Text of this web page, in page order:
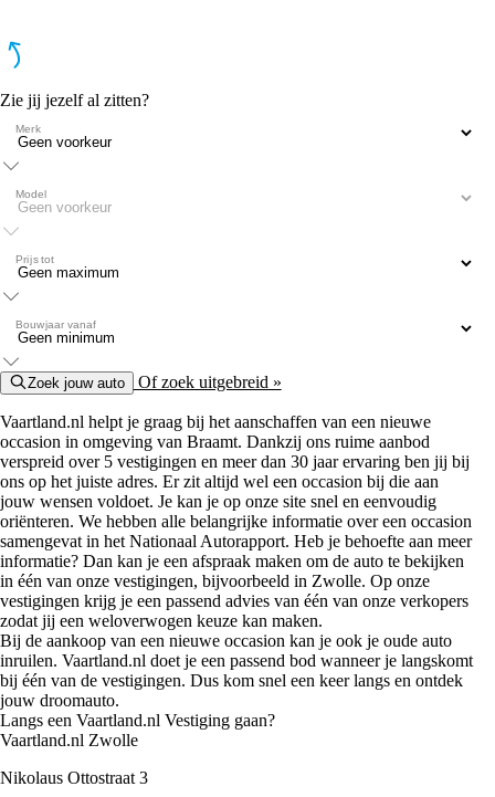
Zie jij jezelf al zitten?
Merk
Model
Prijs tot
Bouwjaar vanaf
Zoek jouw auto Of zoek uitgebreid »
Vaartland.nl helpt je graag bij het aanschaffen van een nieuwe
occasion in omgeving van Braamt. Dankzij ons ruime aanbod
verspreid over 5 vestigingen en meer dan 30 jaar ervaring ben jij bij
ons op het juiste adres. Er zit altijd wel een occasion bij die aan
jouw wensen voldoet. Je kan je op onze site snel en eenvoudig
oriënteren. We hebben alle belangrijke informatie over een occasion
samengevat in het Nationaal Autorapport. Heb je behoefte aan meer
informatie? Dan kan je een afspraak maken om de auto te bekijken
in één van onze vestigingen, bijvoorbeeld in Zwolle. Op onze
vestigingen krijg je een passend advies van één van onze verkopers
zodat jij een weloverwogen keuze kan maken.
Bij de aankoop van een nieuwe occasion kan je ook je oude auto
inruilen. Vaartland.nl doet je een passend bod wanneer je langskomt
bij één van de vestigingen. Dus kom snel een keer langs en ontdek
jouw droomauto.
Langs een Vaartland.nl Vestiging gaan?
Vaartland.nl Zwolle
Nikolaus Ottostraat 3